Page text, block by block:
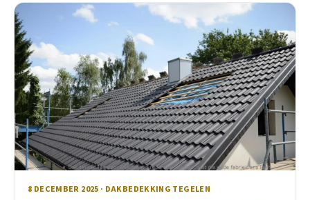
8 DECEMBER 2025 · DAKBEDEKKING TEGELEN